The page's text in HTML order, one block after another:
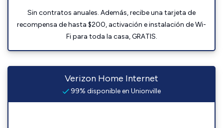
Sin contratos anuales. Además, recibe una tarjeta de
recompensa de hasta $200, activación e instalación de Wi-
Fi para toda la casa, GRATIS.
Verizon Home Internet
99% disponible en Unionville